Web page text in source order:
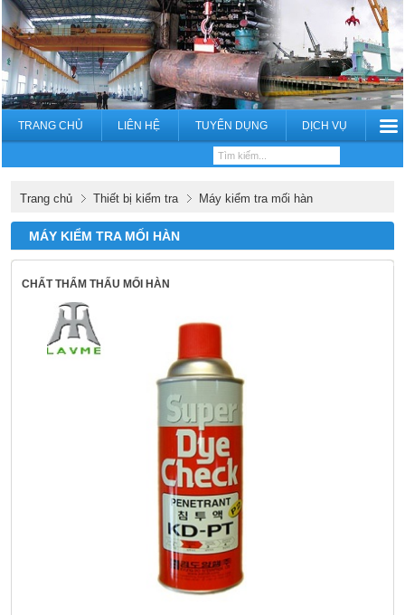
TRANG CHỦ LIÊN HỆ TUYỂN DỤNG DỊCH VỤ
Trang chủ Thiết bị kiểm tra Máy kiểm tra mối hàn
MÁY KIỂM TRA MỐI HÀN
CHẤT THẨM THẤU MỐI HÀN